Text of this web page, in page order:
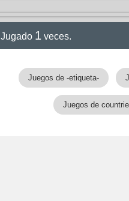
Jugado 1 veces.
Juegos de -etiqueta-
Juegos de